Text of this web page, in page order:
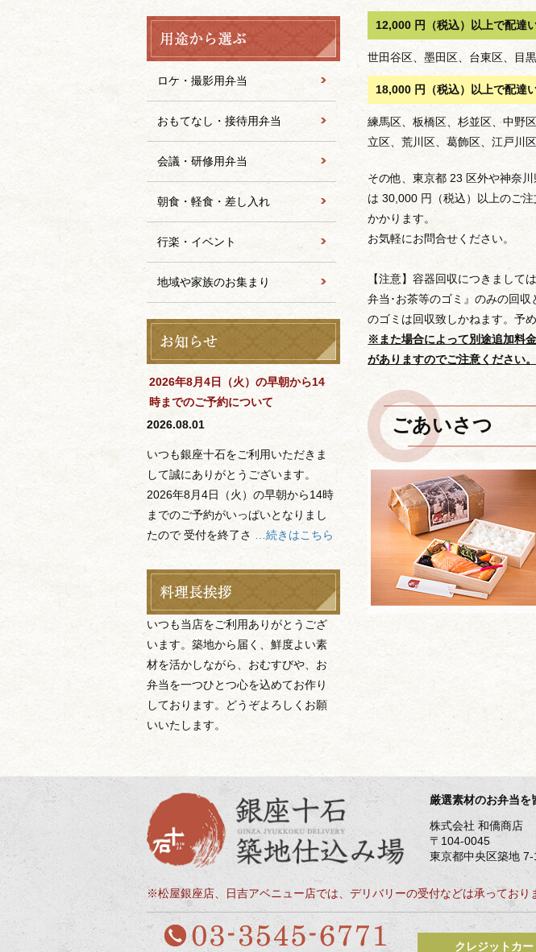
12,000 円（税込）以上で配達
世田谷区、墨田区、台東区、目
18,000 円（税込）以上で配達
練馬区、板橋区、杉並区、中野
立区、荒川区、葛飾区、江戸川
その他、東京都 23 区外や神奈
は 30,000 円（税込）以上のご
かかります。
お気軽にお問合せください。
【注意】容器回収につきまして
弁当･お茶等のゴミ』のみの回収
のゴミは回収致しかねます。予
※また場合によって別途追加料
がありますのでご注意ください。
ごあいさつ
ロケ・撮影用弁当
おもてなし・接待用弁当
会議・研修用弁当
朝食・軽食・差し入れ
行楽・イベント
地域や家族のお集まり
2026年8月4日（火）の早朝から14
時までのご予約について
2026.08.01
いつも銀座十石をご利用いただきま
して誠にありがとうございます。
2026年8月4日（火）の早朝から14時
までのご予約がいっぱいとなりまし
たので 受付を終了さ
…続きはこちら
いつも当店をご利用ありがとうござ
います。築地から届く、鮮度よい素
材を活かしながら、おむすびや、お
弁当を一つひとつ心を込めてお作り
しております。どうぞよろしくお願
いいたします。
厳選素材のお弁当を
株式会社 和僑商店
〒104-0045
東京都中央区築地
※松屋銀座店、日吉アベニュー店では、デリバリーの受付などは承っており
クレジットカ